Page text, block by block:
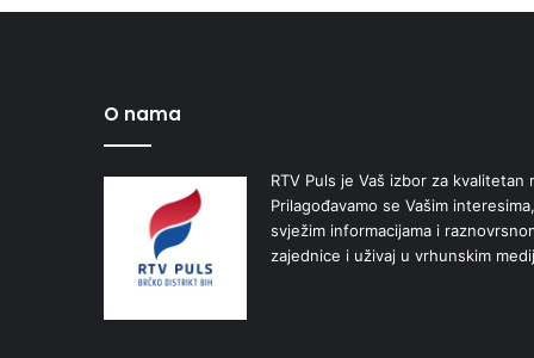
O nama
RTV Puls je Vaš izbor za
Prilagođavamo se Vašim
svježim informacijama i
zajednice i uživaj u vrhunskim